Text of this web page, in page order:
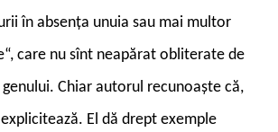
în absența unuia sau mai multor
care nu sînt neapărat obliterate de
Chiar autorul recunoaște că,
El dă drept exemple